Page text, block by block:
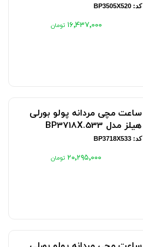
کد: BP3505X520
۱۶٬۴۳۷٬۰۰۰
ساعت مچی مردانه پولو بورلی
هیلز مدل BP3718X.533
کد: BP3718X533
۲۰٬۲۹۵٬۰۰۰